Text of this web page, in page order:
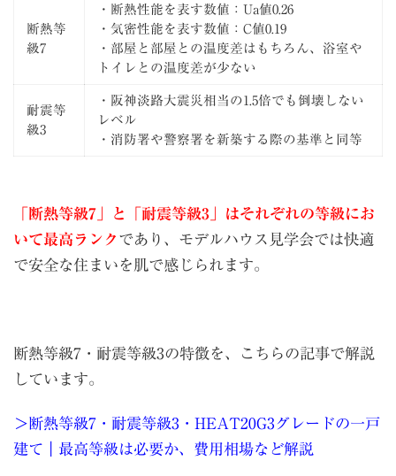
断熱等
級7
・断熱性能を表す数値：Ua値0.26
・気密性能を表す数値：C値0.19
・部屋と部屋との温度差はもちろん、浴室や
トイレとの温度差が少ない
耐震等
級3
・阪神淡路大震災相当の1.5倍でも倒壊しない
レベル
・消防署や警察署を新築する際の基準と同等
「断熱等級7」と「耐震等級3」はそれぞれの等級にお
いて最高ランク であり、モデルハウス見学会では快適
で安全な住まいを肌で感じられます。
断熱等級7・耐震等級3の特徴を、こちらの記事で解説
しています。
＞断熱等級7・耐震等級3・HEAT20G3グレードの一戸
建て｜最高等級は必要か、費用相場など解説